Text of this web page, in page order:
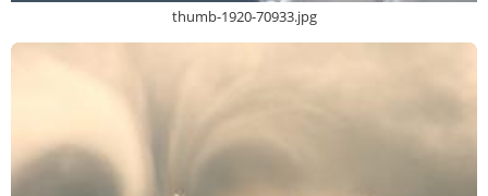
thumb-1920-70933.jpg